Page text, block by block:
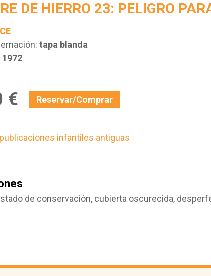
DE HIERRO 23: PELIGRO
tapa blanda
1972
€ Reservar/Comprar
infantiles antiguas
de conservación, cubierta oscurecida,